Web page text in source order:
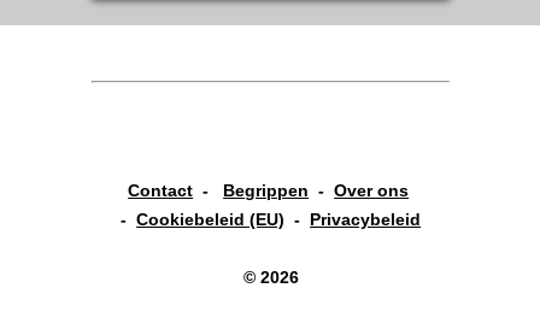
Contact - Begrippen -Over ons
-Cookiebeleid (EU) - Privacybeleid
© 2026